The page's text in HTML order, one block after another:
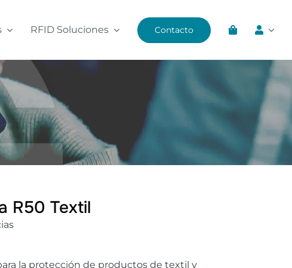
RFID Soluciones Contacto
R50 Textil
la protección de productos de textil y